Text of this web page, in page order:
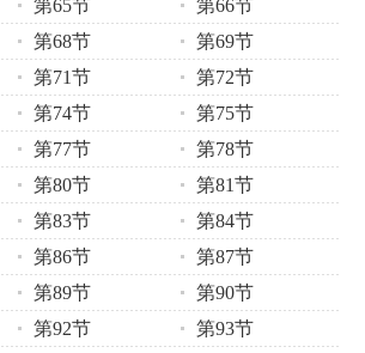
第65节
第66节
第68节
第69节
第71节
第72节
第74节
第75节
第77节
第78节
第80节
第81节
第83节
第84节
第86节
第87节
第89节
第90节
第92节
第93节